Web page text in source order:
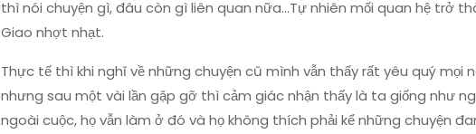
thì nói chuyện gì, đâu còn gì liên quan nữa...Tự nhiên mối quan hệ trở
Giao nhợt nhạt.
Thực tế thì khi nghĩ về những chuyện cũ mình vẫn thấy rất yêu quý mọi
nhưng sau một vài lần gặp gỡ thì cảm giác nhận thấy là ta giống như
ngoài cuộc, họ vẫn làm ở đó và họ không thích phải kể những chuyện